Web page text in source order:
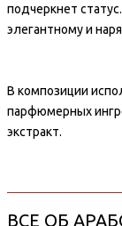
подчеркнет
элегантному и
В композиции
парфюмерных
экстракт.
ВСЕ ОБ